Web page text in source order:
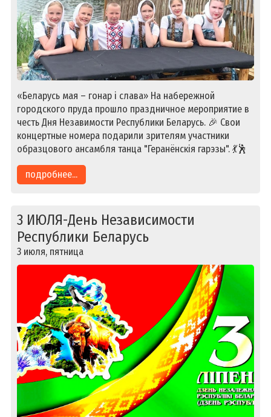
«Беларусь мая – гонар і слава» На набережной
городского пруда прошло праздничное мероприятие в
честь Дня Незавимости Республики Беларусь. 🎉 Свои
концертные номера подарили зрителям участники
образцового ансамбля танца "Геранёнскiя гарэзы". 💃🕺
подробнее...
3 ИЮЛЯ-День Независимости
Республики Беларусь
3 июля, пятница